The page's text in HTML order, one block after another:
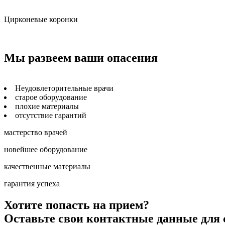
Цирконевые коронки
Мы развеем ваши опасения
Неудовлеторительные врачи
старое оборудование
плохие материалы
отсутствие гарантий
мастерство врачей
новейшее оборудование
качественные материалы
гарантия успеха
Хотите попасть на прием?
Оставьте свои контактные данные для